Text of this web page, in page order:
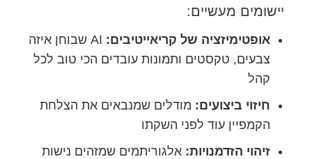
יישומים מעשיים:
אופטימיזציה של קריאייטיבים:
AI שבוחן איזה
צבעים, טקסטים ותמונות עובדים הכי טוב לכל
קהל
חיזוי ביצועים: מודלים שמנבאים את הצלחת
הקמפיין עוד לפני השקתו
זיהוי הזדמנויות: אלגוריתמים שמזהים נישות